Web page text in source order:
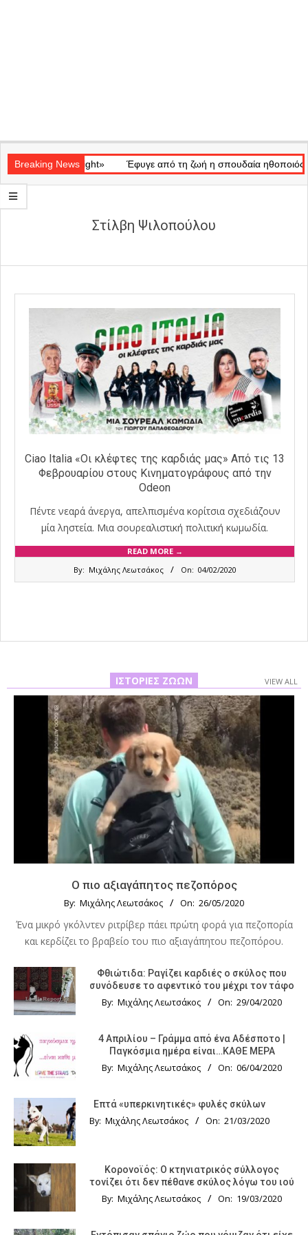
Navigation
Menu
Breaking News
«Ray of Light» Έφυγε από τη ζωή η σπουδαία ηθοποιός Μάρω
Στίλβη Ψιλοπούλου
Ciao Italia «Οι κλέφτες της καρδιάς μας» Από τις 13
Φεβρουαρίου στους Κινηματογράφους από την
Odeon
Πέντε νεαρά άνεργα, απελπισμένα κορίτσια σχεδιάζουν
μία ληστεία. Μια σουρεαλιστική πολιτική κωμωδία.
READ MORE →
By: Μιχάλης Λεωτσάκος On: 04/02/2020
ΙΣΤΟΡΊΕΣ ΖΏΩΝ VIEW ALL
Ο πιο αξιαγάπητος πεζοπόρος
By: Μιχάλης Λεωτσάκος On: 26/05/2020
Ένα μικρό γκόλντεν ριτρίβερ πάει πρώτη φορά για πεζοπορία
και κερδίζει το βραβείο του πιο αξιαγάπητου πεζοπόρου.
Φθιώτιδα: Ραγίζει καρδιές ο σκύλος που
συνόδευσε το αφεντικό του μέχρι τον τάφο
By: Μιχάλης Λεωτσάκος On: 29/04/2020
4 Απριλίου – Γράμμα από ένα Αδέσποτο |
Παγκόσμια ημέρα είναι…ΚΑΘΕ ΜΕΡΑ
By: Μιχάλης Λεωτσάκος On: 06/04/2020
Επτά «υπερκινητικές» φυλές σκύλων
By: Μιχάλης Λεωτσάκος On: 21/03/2020
Κορονοϊός: Ο κτηνιατρικός σύλλογος
τονίζει ότι δεν πέθανε σκύλος λόγω του ιού
By: Μιχάλης Λεωτσάκος On: 19/03/2020